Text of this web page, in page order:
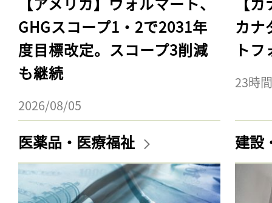
GHGスコープ1・2で2031年
度目標改定。スコープ3削減
も継続
2026/08/05
カナ
ト
23時
医薬品・医療福祉 建設